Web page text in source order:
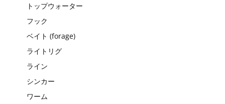
トップウォーター
フック
ベイト (forage)
ライトリグ
ライン
シンカー
ワーム